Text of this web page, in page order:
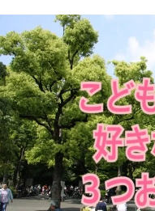
お知らせ
イベント・グッズ
YouTube
会社情報